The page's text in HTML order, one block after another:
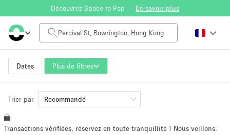
Découvrez Space to Pop — En savoir plus
Dates Plus de filtres
Tarif à la journée
HK$0
Taille de l'espace
Trier par Recommandé
Transactions vérifiées, réservez en toute tranquillité ! Nous veillons.